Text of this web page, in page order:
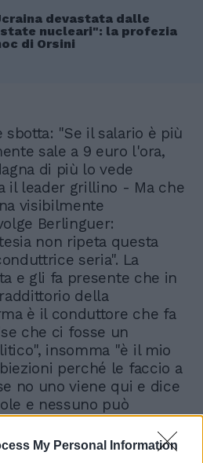
My Personal Information
devastata dalle
nucleari": la profezia
di Orsini
sbotta: "Se il salario è più
sale a 9 euro l'ora,
di più lo vede
il leader grillino - Ma che
visibilmente
Berlinguer:
non ripeta questa
seria". La
e gli fa presente che in
della
è il conduttore che fa
che ci fosse un
insomma "è il mio
perché le faccio a
no uno viene qui e dice
e nessuno può